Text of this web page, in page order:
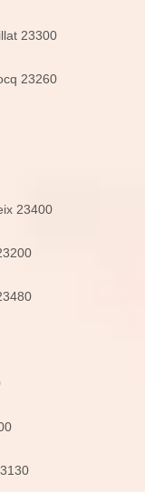
23300
23260
23400